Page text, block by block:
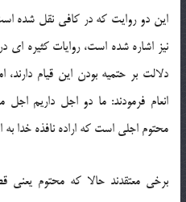
این دو روایت که در کافی نقل شده
نیز اشاره شده است، روایات کثیره ای
انعام فرمودند: ما دو اجل داریم
محتوم اجلی است که اراده نافذه خدا
برخی معتقدند حالا که محتوم یعنی